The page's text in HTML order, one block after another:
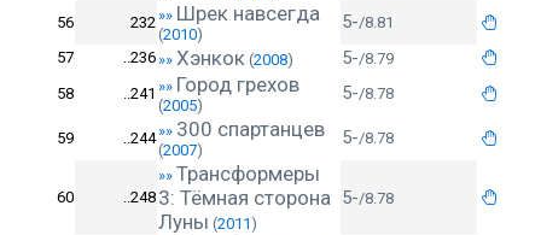
56 232»» Шрек навсегда
(2010)
5-/8.81
57
..236»» Хэнкок (2008) 5-/8.79
58
..241 »» Город грехов
(2005)
5-/8.78
59 ..244»» 300 спартанцев
(2007)
5-/8.78
60 ..248
»» Трансформеры
3: Тёмная сторона
Луны (2011)
5-/8.78